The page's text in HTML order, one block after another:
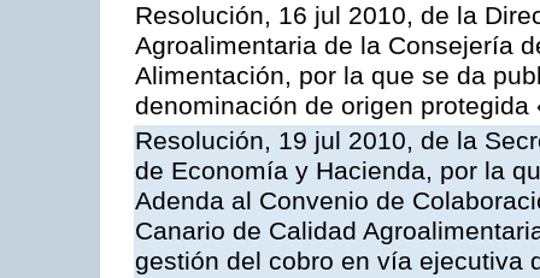
Resolución, 16 jul 2010, de la
Agroalimentaria de la Consejería
Alimentación, por la que se da
denominación de origen
Resolución, 19 jul 2010, de la
de Economía y Hacienda, por la
Adenda al Convenio de
Canario de Calidad
gestión del cobro en vía ejecutiva